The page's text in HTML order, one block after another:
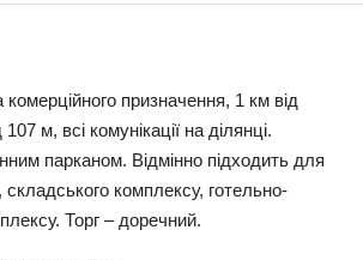
призначення, 1 км від
м, всі комунікації на ділянці.
парканом. Відмінно підходить для
комплексу, готельно-
Торг – доречний.